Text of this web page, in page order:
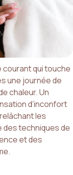
qui touche
une journée de
chaleur. Un
d’inconfort
les
techniques de
et des